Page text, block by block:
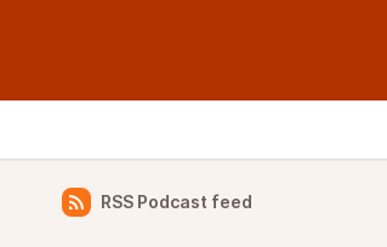
RSS Podcast feed